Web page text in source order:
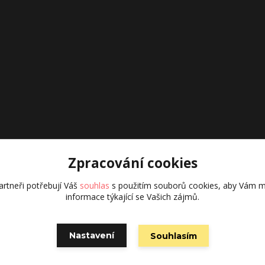
Zpracování cookies
potřebují Váš souhlas s použitím souborů cookies, aby Vám
informace týkající se Vašich zájmů.
Nastavení Souhlasím